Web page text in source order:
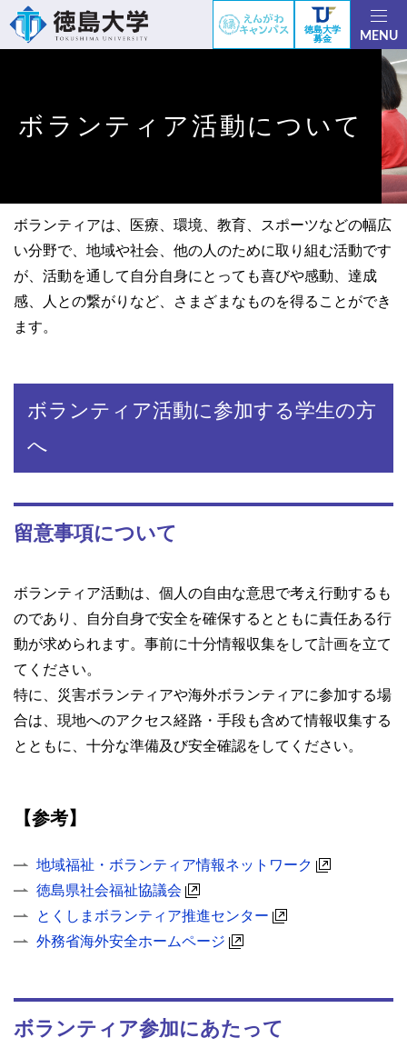
徳島大学
募金
MENU
ボランティア活動について
ボランティアは、医療、環境、教育、スポーツなどの幅広
い分野で、地域や社会、他の人のために取り組む活動です
が、活動を通して自分自身にとっても喜びや感動、達成
感、人との繋がりなど、さまざまなものを得ることができ
ます。
ボランティア活動に参加する学生の方
へ
留意事項について
ボランティア活動は、個人の自由な意思で考え行動するも
のであり、自分自身で安全を確保するとともに責任ある行
動が求められます。事前に十分情報収集をして計画を立て
てください。
特に、災害ボランティアや海外ボランティアに参加する場
合は、現地へのアクセス経路・手段も含めて情報収集する
とともに、十分な準備及び安全確認をしてください。
【参考】
地域福祉・ボランティア情報ネットワーク
徳島県社会福祉協議会
とくしまボランティア推進センター
外務省海外安全ホームページ
ボランティア参加にあたって